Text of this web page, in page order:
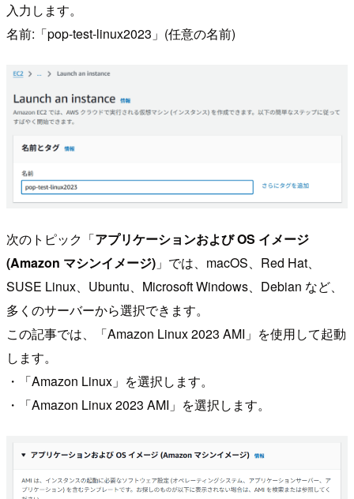
入力します。
名前:「pop-test-linux2023」(任意の名前)
次のトピック「アプリケーションおよび OS イメージ
(Amazon マシンイメージ) 」では、macOS、Red Hat、
SUSE Linux、Ubuntu、Microsoft Windows、Debian など、
多くのサーバーから選択できます。
この記事では、「Amazon Linux 2023 AMI」を使用して起動
します。
・「Amazon Linux」を選択します。
・「Amazon Linux 2023 AMI」を選択します。